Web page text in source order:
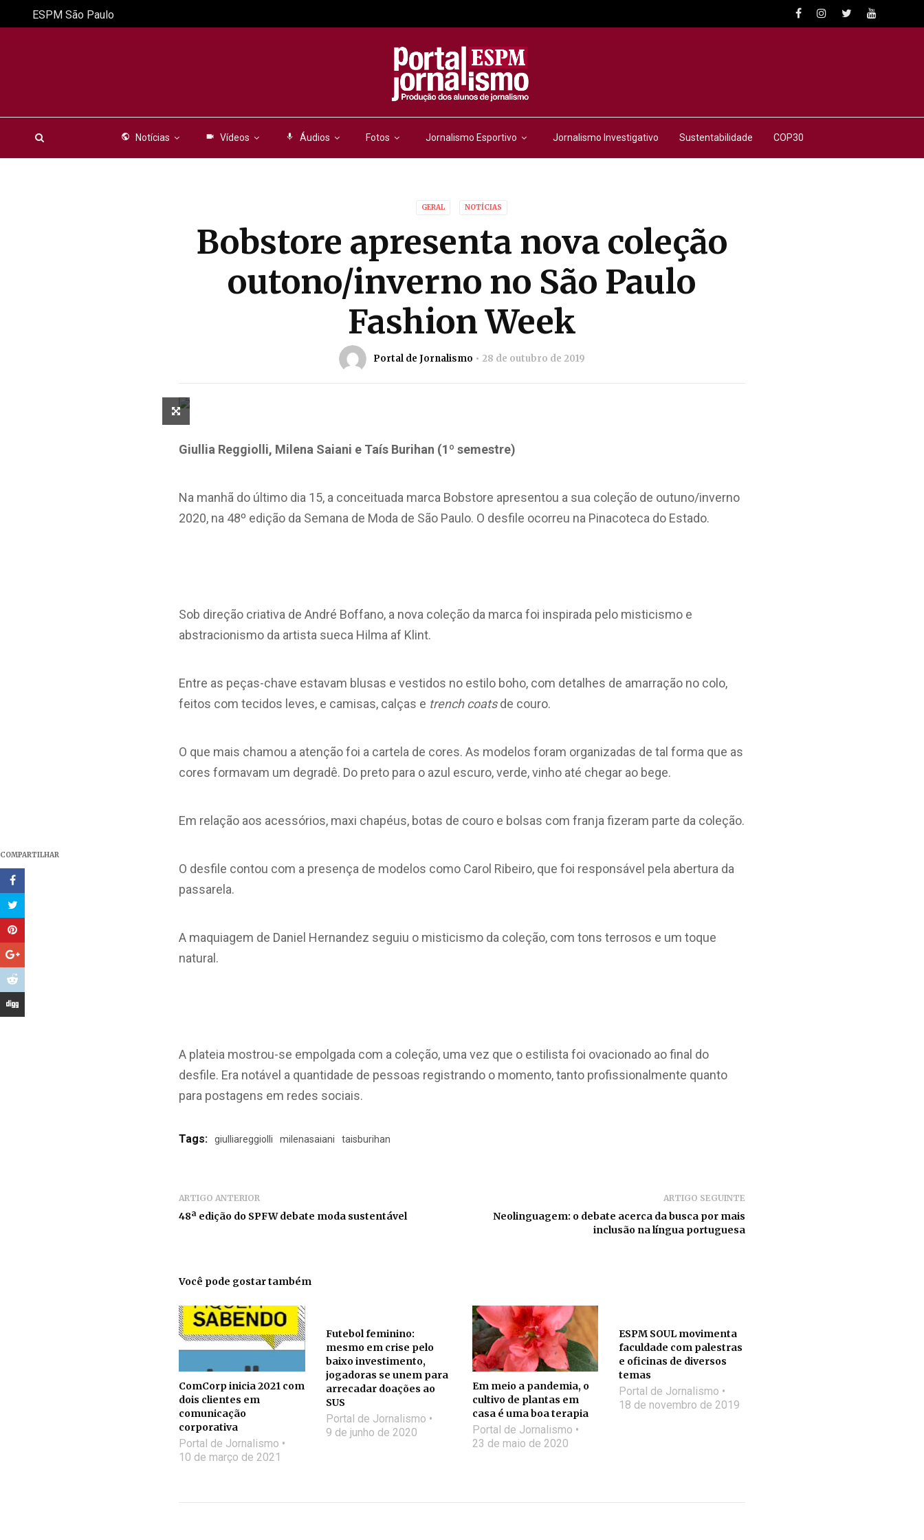
public Notícias videocam Vídeos mic Áudios Fotos Jornalismo Esportivo Jornalismo Investigativo Sustentabilidade COP30
ESPM São Paulo
GERAL NOTÍCIAS
Bobstore apresenta nova coleção
outono/inverno no São Paulo
Fashion Week
Portal de Jornalismo 28 de outubro de 2019
COMPARTILHAR
Giullia Reggiolli, Milena Saiani e Taís Burihan (1º semestre)
Na manhã do último dia 15, a conceituada marca Bobstore apresentou a sua coleção de outuno/inverno
2020, na 48º edição da Semana de Moda de São Paulo. O desfile ocorreu na Pinacoteca do Estado.
Sob direção criativa de André Boffano, a nova coleção da marca foi inspirada pelo misticismo e
abstracionismo da artista sueca Hilma af Klint.
Entre as peças-chave estavam blusas e vestidos no estilo boho, com detalhes de amarração no colo,
feitos com tecidos leves, e camisas, calças e trench coatsde couro.
O que mais chamou a atenção foi a cartela de cores. As modelos foram organizadas de tal forma que as
cores formavam um degradê. Do preto para o azul escuro, verde, vinho até chegar ao bege.
Em relação aos acessórios, maxi chapéus, botas de couro e bolsas com franja fizeram parte da coleção.
O desfile contou com a presença de modelos como Carol Ribeiro, que foi responsável pela abertura da
passarela.
A maquiagem de Daniel Hernandez seguiu o misticismo da coleção, com tons terrosos e um toque
natural.
A plateia mostrou-se empolgada com a coleção, uma vez que o estilista foi ovacionado ao final do
desfile. Era notável a quantidade de pessoas registrando o momento, tanto profissionalmente quanto
para postagens em redes sociais.
Tags: giulliareggiolli milenasaiani taisburihan
ARTIGO ANTERIOR
48ª edição do SPFW debate moda sustentável
ARTIGO SEGUINTE
Neolinguagem: o debate acerca da busca por mais
inclusão na língua portuguesa
Você pode gostar também
ComCorp inicia 2021 com
dois clientes em
comunicação
corporativa
Portal de Jornalismo
10 de março de 2021
Futebol feminino:
mesmo em crise pelo
baixo investimento,
jogadoras se unem para
arrecadar doações ao
SUS
Portal de Jornalismo
9 de junho de 2020
Em meio a pandemia, o
cultivo de plantas em
casa é uma boa terapia
Portal de Jornalismo
23 de maio de 2020
ESPM SOUL movimenta
faculdade com palestras
e oficinas de diversos
temas
Portal de Jornalismo
18 de novembro de 2019